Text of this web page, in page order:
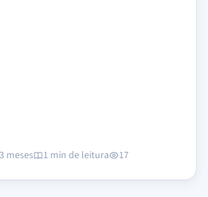
meses 1 min de leitura 17